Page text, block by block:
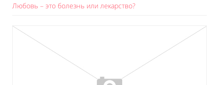
Любовь – это болезнь или лекарство?